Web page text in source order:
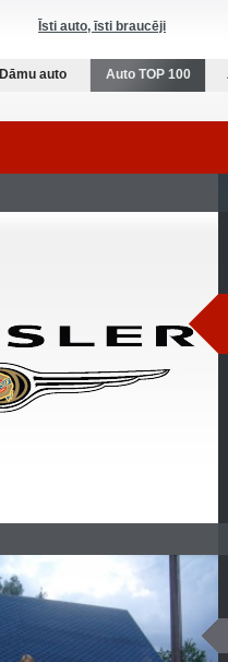
Īsti auto, īsti braucēji
Dāmu auto Auto TOP 100